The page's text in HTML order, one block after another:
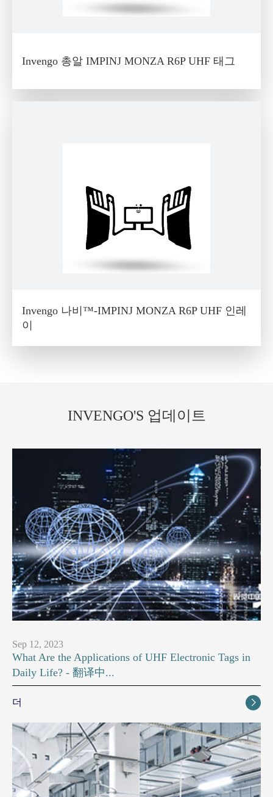
Invengo 총알 IMPINJ MONZA R6P UHF 태그
Invengo 나비™-IMPINJ MONZA R6P UHF 인레
이
INVENGO'S 업데이트
Sep 12, 2023
What Are the Applications of UHF Electronic Tags in
Daily Life? - 翻译中...
더 